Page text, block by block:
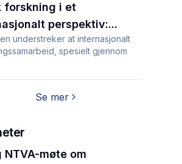
forskning i et
perspektiv:...
understreker at internasjonalt
spesielt gjennom
Se mer
NTVA-møte om